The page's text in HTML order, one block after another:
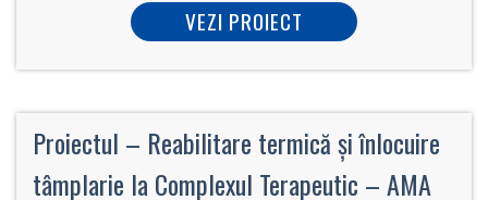
VEZI PROIECT
Proiectul – Reabilitare termică și înlocuire
tâmplarie la Complexul Terapeutic – AMA